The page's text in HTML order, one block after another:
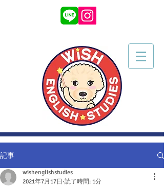
記事
wishenglishstudies
2021年7月17日 読了時間: 1分